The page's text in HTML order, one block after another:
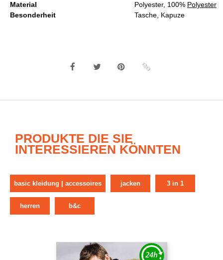
Material Polyester, 100% Polyester
Besonderheit
Tasche, Kapuze
PRODUKTE DIE SIE
INTERESSIEREN KÖNNTEN
basic kleidung | accessoires jacken 3 in 1
herren b&c